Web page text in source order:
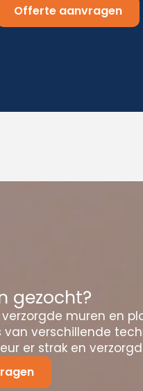
Offerte aanvragen
gezocht?
muren en
verschillende
er strak en